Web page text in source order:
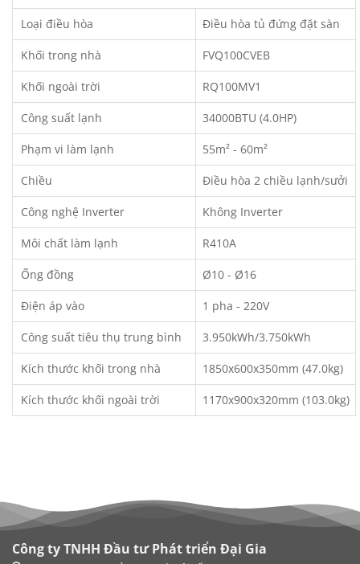
Loại điều hòa Điều hòa tủ đứng đặt sàn
Khối trong nhà FVQ100CVEB
Khối ngoài trời RQ100MV1
Công suất lạnh 34000BTU (4.0HP)
Phạm vi làm lạnh 55m² - 60m²
Chiều Điều hòa 2 chiều lạnh/sưởi
Công nghệ Inverter Không Inverter
Môi chất làm lạnh R410A
Ống đồng Ø10 - Ø16
Điện áp vào 1 pha - 220V
Công suất tiêu thụ trung bình 3.950kWh/3.750kWh
Kích thước khối trong nhà 1850x600x350mm (47.0kg)
Kích thước khối ngoài trời 1170x900x320mm (103.0kg)
Công ty TNHH Đầu tư Phát triển Đại Gia